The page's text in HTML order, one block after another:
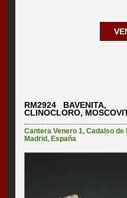
RM2924 BAVENITA,
CLINOCLORO,
Cantera Venero 1,Cadalso de
Madrid,España